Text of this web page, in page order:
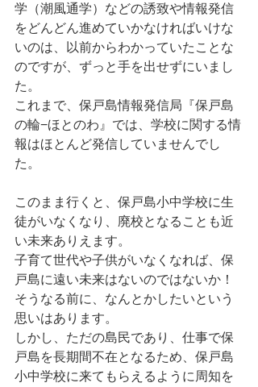
学（潮風通学）などの誘致や情報発信
をどんどん進めていかなければいけな
いのは、以前からわかっていたことな
のですが、ずっと手を出せずにいまし
た。
これまで、保戸島情報発信局『保戸島
の輪−ほとのわ』では、学校に関する情
報はほとんど発信していませんでし
た。
このまま行くと、保戸島小中学校に生
徒がいなくなり、廃校となることも近
い未来ありえます。
子育て世代や子供がいなくなれば、保
戸島に遠い未来はないのではないか！
そうなる前に、なんとかしたいという
思いはあります。
しかし、ただの島民であり、仕事で保
戸島を長期間不在となるため、保戸島
小中学校に来てもらえるように周知を